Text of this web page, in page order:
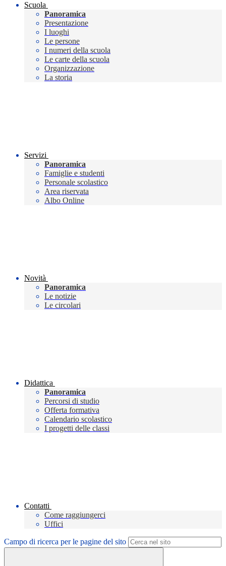
Scuola
Panoramica
Presentazione
I luoghi
Le persone
I numeri della scuola
Le carte della scuola
Organizzazione
La storia
Servizi
Panoramica
Famiglie e studenti
Personale scolastico
Area riservata
Albo Online
Novità
Panoramica
Le notizie
Le circolari
Didattica
Panoramica
Percorsi di studio
Offerta formativa
Calendario scolastico
I progetti delle classi
Contatti
Come raggiungerci
Uffici
Campo di ricerca per le pagine del sito